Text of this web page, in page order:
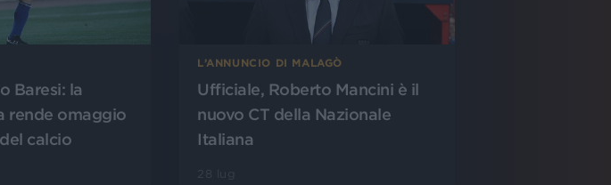
Baresi: la
rende omaggio
calcio
L’ANNUNCIO DI MALAGÒ
Ufficiale, Roberto Mancini è il
nuovo CT della Nazionale
Italiana